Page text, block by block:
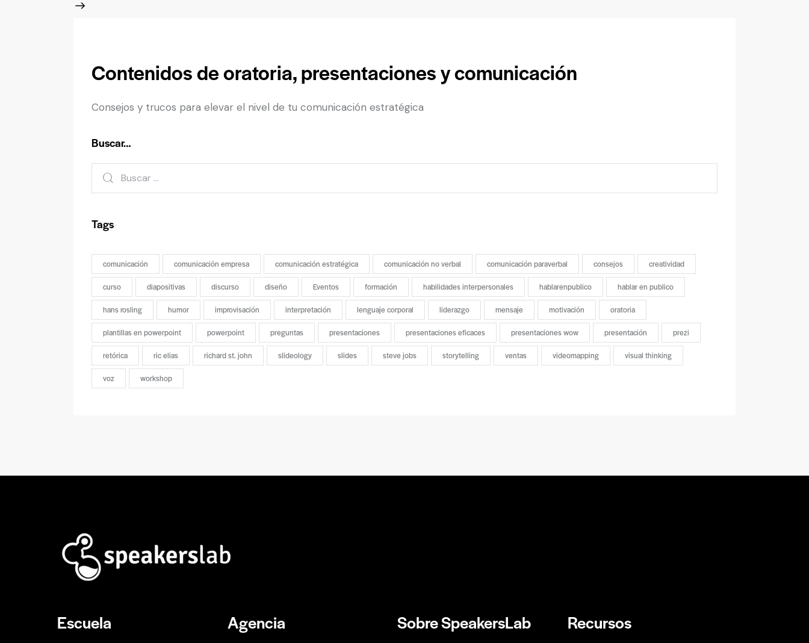
Contenidos de oratoria, presentaciones y comunicación
Consejos y trucos para elevar el nivel de tu comunicación estratégica
Buscar…
Tags
comunicación comunicación empresa comunicación estratégica comunicación no verbal comunicación paraverbal consejos creatividad
curso diapositivas discurso diseño Eventos formación habilidades interpersonales hablarenpublico hablar en publico
hans rosling humor improvisación interpretación lenguaje corporal liderazgo mensaje motivación oratoria
plantillas en powerpoint powerpoint preguntas presentaciones presentaciones eficaces presentaciones wow presentación prezi
retórica ric elias richard st. john slideology slides steve jobs storytelling ventas videomapping visual thinking
voz workshop
Escuela Agencia Sobre SpeakersLab Recursos